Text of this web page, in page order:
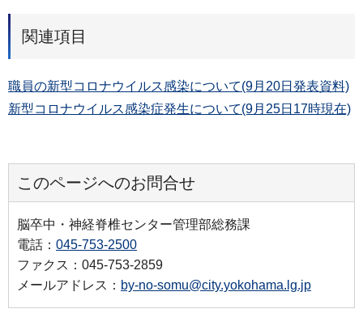
関連項目
職員の新型コロナウイルス感染について(9月20日発表資料)
新型コロナウイルス感染症発生について(9月25日17時現在)
このページへのお問合せ
脳卒中・神経脊椎センター管理部総務課
電話： 045-753-2500
ファクス：045-753-2859
メールアドレス： by-no-somu@city.yokohama.lg.jp